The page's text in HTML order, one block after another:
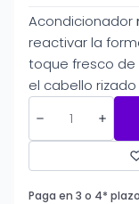
Acondicionador
reactivar la
toque fresco de
el cabello